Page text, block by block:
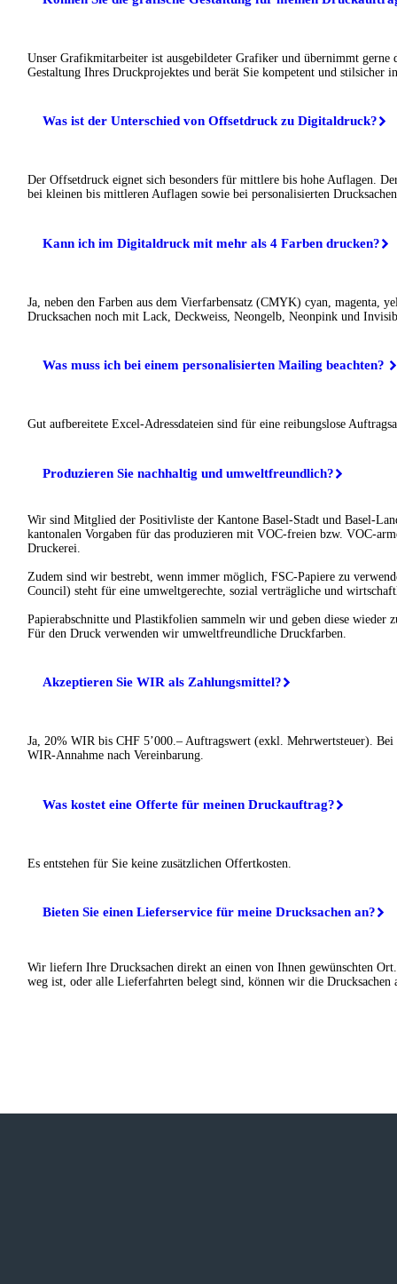
Unser Grafikmitarbeiter ist ausgebildeter Grafiker und übernimmt gerne
Gestaltung Ihres Druckprojektes und berät Sie kompetent und stilsicher
Was ist der Unterschied von Offsetdruck zu Digitaldruck?
Der Offsetdruck eignet sich besonders für mittlere bis hohe Auflagen.
bei kleinen bis mittleren Auflagen sowie bei personalisierten
Kann ich im Digitaldruck mit mehr als 4 Farben drucken?
Ja, neben den Farben aus dem Vierfarbensatz (CMYK) cyan, magenta,
Drucksachen noch mit Lack, Deckweiss, Neongelb, Neonpink und
Was muss ich bei einem personalisierten Mailing beachten?
Gut aufbereitete Excel-Adressdateien sind für eine reibungslose
Produzieren Sie nachhaltig und umweltfreundlich?
Wir sind Mitglied der Positivliste der Kantone Basel-Stadt und Basel-
kantonalen Vorgaben für das produzieren mit VOC-freien bzw. VOC-
Druckerei.
Zudem sind wir bestrebt, wenn immer möglich, FSC-Papiere zu
Council) steht für eine umweltgerechte, sozial verträgliche und
Papierabschnitte und Plastikfolien sammeln wir und geben diese wieder
Für den Druck verwenden wir umweltfreundliche Druckfarben.
Akzeptieren Sie WIR als Zahlungsmittel?
Ja, 20% WIR bis CHF 5’000.– Auftragswert (exkl. Mehrwertsteuer).
WIR-Annahme nach Vereinbarung.
Was kostet eine Offerte für meinen Druckauftrag?
Es entstehen für Sie keine zusätzlichen Offertkosten.
Bieten Sie einen Lieferservice für meine Drucksachen an?
Wir liefern Ihre Drucksachen direkt an einen von Ihnen gewünschten
weg ist, oder alle Lieferfahrten belegt sind, können wir die Drucksachen